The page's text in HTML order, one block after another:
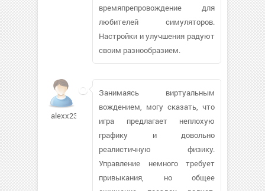
времяпрепровождение для
любителей симуляторов.
Настройки и улучшения радуют
своим разнообразием.
alexx232318
Занимаясь виртуальным
вождением, могу сказать, что
игра предлагает неплохую
графику и довольно
реалистичную физику.
Управление немного требует
привыкания, но общее